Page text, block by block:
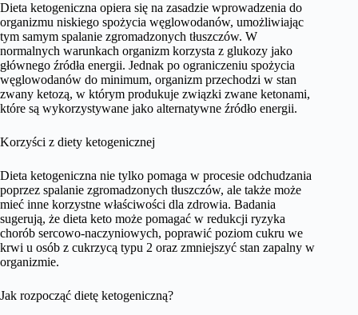
Dieta ketogeniczna opiera się na zasadzie wprowadzenia do
organizmu niskiego spożycia węglowodanów, umożliwiając
tym samym spalanie zgromadzonych tłuszczów. W
normalnych warunkach organizm korzysta z glukozy jako
głównego źródła energii. Jednak po ograniczeniu spożycia
węglowodanów do minimum, organizm przechodzi w stan
zwany ketozą, w którym produkuje związki zwane ketonami,
które są wykorzystywane jako alternatywne źródło energii.
Korzyści z diety ketogenicznej
Dieta ketogeniczna nie tylko pomaga w procesie odchudzania
poprzez spalanie zgromadzonych tłuszczów, ale także może
mieć inne korzystne właściwości dla zdrowia. Badania
sugerują, że dieta keto może pomagać w redukcji ryzyka
chorób sercowo-naczyniowych, poprawić poziom cukru we
krwi u osób z cukrzycą typu 2 oraz zmniejszyć stan zapalny w
organizmie.
Jak rozpocząć dietę ketogeniczną?